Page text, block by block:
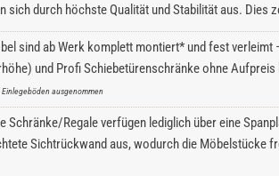
sich durch höchste Qualität und Stabilität aus.
sind ab Werk komplett montiert* und fest
und Profi Schiebetürenschränke ohne
ausgenommen
Schränke/Regale verfügen lediglich über eine
Sichtrückwand aus, wodurch die Möbelstücke